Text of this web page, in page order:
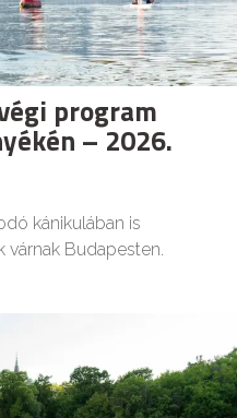
program
– 2026.
kánikulában is
Budapesten.